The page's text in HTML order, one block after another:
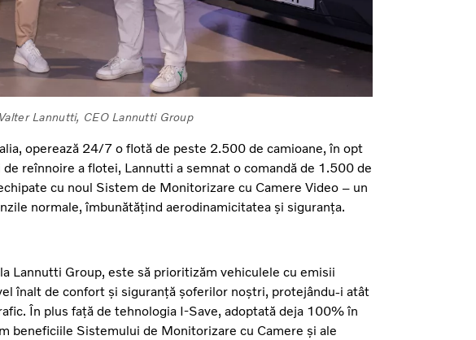
Lannutti, CEO Lannutti Group
operează 24/7 o flotă de peste 2.500 de camioane, în opt
reînnoire a flotei, Lannutti a semnat o comandă de 1.500 de
cu noul Sistem de Monitorizare cu Camere Video – un
normale, îmbunătățind aerodinamicitatea și siguranța.
Lannutti Group, este să prioritizăm vehiculele cu emisii
înalt de confort și siguranță șoferilor noștri, protejându-i atât
În plus față de tehnologia I-Save, adoptată deja 100% în
beneficiile Sistemului de Monitorizare cu Camere și ale